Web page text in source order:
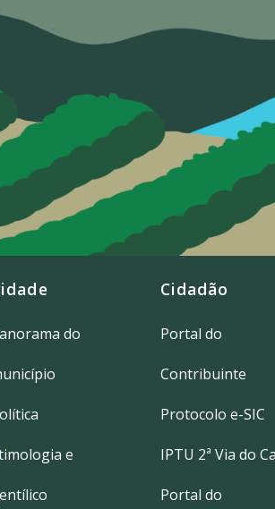
do
e
Cidadão
Portal do
Contribuinte
Protocolo e-SIC
IPTU 2ª Via do
Portal do